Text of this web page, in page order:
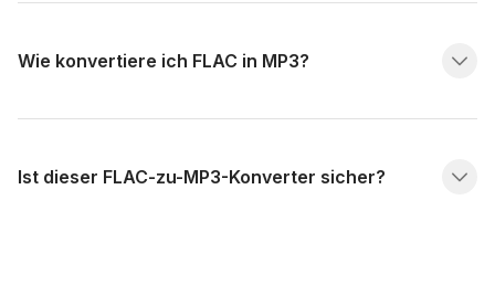
Wie konvertiere ich FLAC in MP3?
Ist dieser FLAC-zu-MP3-Konverter sicher?